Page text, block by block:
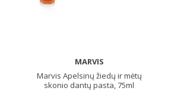
MARVIS
Marvis Apelsinų žiedų ir mėtų
skonio dantų pasta, 75ml